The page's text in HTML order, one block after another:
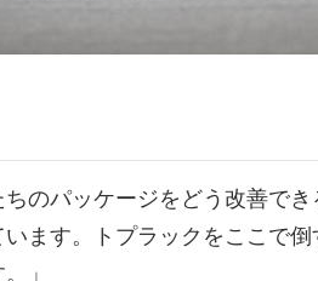
ちのパッケージをどう改善で
ます。トプラックをここで
」